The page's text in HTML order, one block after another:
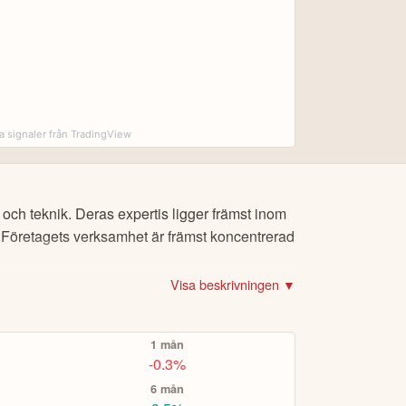
och adress.
PayPal.
Volvo-aktien eller Bitcoin), om du vill köpa
eToro Academy, nyheter, smidiga verktyg
signaler från TradingView
teknik. Deras expertis ligger främst inom
verksamhet är främst koncentrerad
Visa beskrivningen ▼
1 mån
-0.3%
6 mån